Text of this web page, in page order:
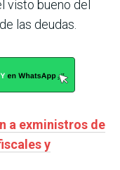
visto bueno del
las deudas.
a exministros de
y